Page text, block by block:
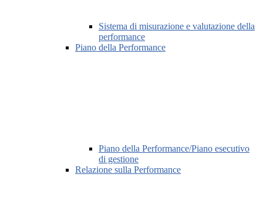
Sistema di misurazione e valutazione della
performance
Piano della Performance
Piano della Performance/Piano esecutivo
di gestione
Relazione sulla Performance